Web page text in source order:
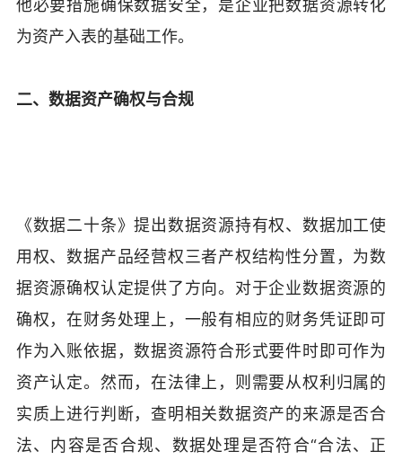
他必要措施确保数据安全，是企业把数据资源转化
为资产入表的基础工作。
二、数据资产确权与合规
《数据二十条》提出数据资源持有权、数据加工使
用权、数据产品经营权三者产权结构性分置，为数
据资源确权认定提供了方向。对于企业数据资源的
确权，在财务处理上，一般有相应的财务凭证即可
作为入账依据，数据资源符合形式要件时即可作为
资产认定。然而，在法律上，则需要从权利归属的
实质上进行判断，查明相关数据资产的来源是否合
法、内容是否合规、数据处理是否符合“合法、正